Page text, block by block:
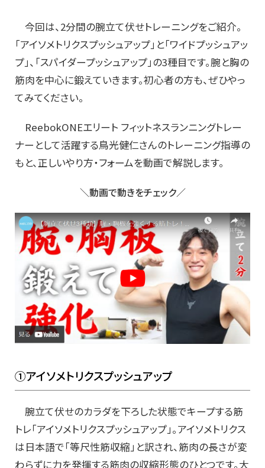
今回は、2分間の腕立て伏せトレーニングをご紹介。
「アイソメトリクスプッシュアップ」と「ワイドプッシュアッ
プ」、「スパイダープッシュアップ」の3種目です。腕と胸の
筋肉を中心に鍛えていきます。初心者の方も、ぜひやっ
てみてください。
ReebokONEエリート フィットネスランニングトレー
ナーとして活躍する鳥光健仁さんのトレーニング指導の
もと、正しいやり方・フォームを動画で解説します。
＼動画で動きをチェック／
①アイソメトリクスプッシュアップ
腕立て伏せのカラダを下ろした状態でキープする筋
トレ「アイソメトリクスプッシュアップ」。アイソメトリクス
は日本語で「等尺性筋収縮」と訳され、筋肉の長さが変
わらずに力を発揮する筋肉の収縮形態のひとつです。大